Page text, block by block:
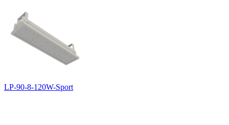
LP-90-8-120W-Sport